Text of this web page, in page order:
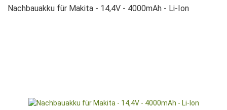
Nachbauakku für Makita - 14,4V - 4000mAh - Li-Ion